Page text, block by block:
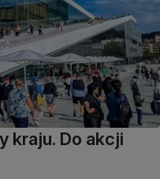
kraju. Do akcji